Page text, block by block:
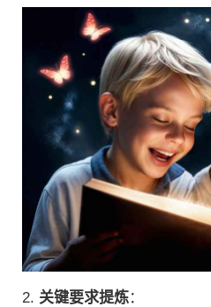
2. 关键要求提炼：